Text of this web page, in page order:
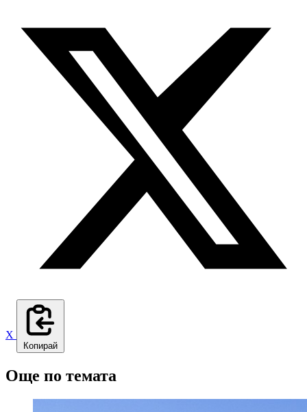
X
Копирай
Още по темата